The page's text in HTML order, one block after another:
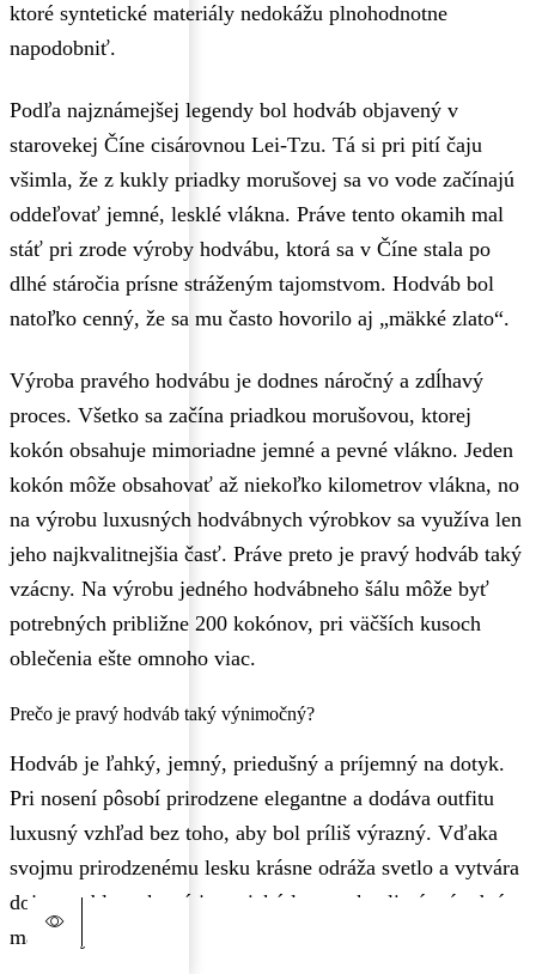
ktoré syntetické materiály nedokážu plnohodnotne
napodobniť.
Podľa najznámejšej legendy bol hodváb objavený v
starovekej Číne cisárovnou Lei-Tzu. Tá si pri pití čaju
všimla, že z kukly priadky morušovej sa vo vode začínajú
oddeľovať jemné, lesklé vlákna. Práve tento okamih mal
stáť pri zrode výroby hodvábu, ktorá sa v Číne stala po
dlhé stáročia prísne stráženým tajomstvom. Hodváb bol
natoľko cenný, že sa mu často hovorilo aj „mäkké zlato“.
Výroba pravého hodvábu je dodnes náročný a zdĺhavý
proces. Všetko sa začína priadkou morušovou, ktorej
kokón obsahuje mimoriadne jemné a pevné vlákno. Jeden
kokón môže obsahovať až niekoľko kilometrov vlákna, no
na výrobu luxusných hodvábnych výrobkov sa využíva len
jeho najkvalitnejšia časť. Práve preto je pravý hodváb taký
vzácny. Na výrobu jedného hodvábneho šálu môže byť
potrebných približne 200 kokónov, pri väčších kusoch
oblečenia ešte omnoho viac.
Prečo je pravý hodváb taký výnimočný?
Hodváb je ľahký, jemný, priedušný a príjemný na dotyk.
Pri nosení pôsobí prirodzene elegantne a dodáva outfitu
luxusný vzhľad bez toho, aby bol príliš výrazný. Vďaka
svojmu prirodzenému lesku krásne odráža svetlo a vytvára
dojem noblesy, ktorý je typický len pre kvalitné prírodné
materiály.